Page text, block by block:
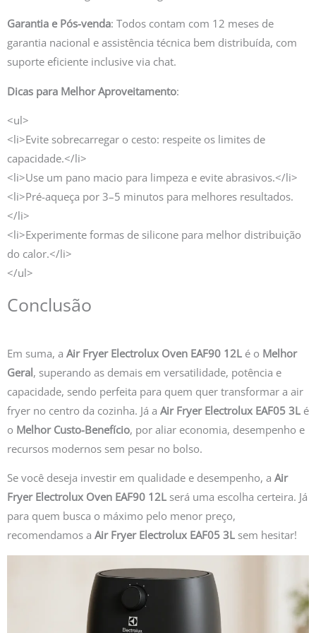
Garantia e Pós-venda: Todos contam com 12 meses de
garantia nacional e assistência técnica bem distribuída, com
suporte eficiente inclusive via chat.
Dicas para Melhor Aproveitamento:
<ul>
<li>Evite sobrecarregar o cesto: respeite os limites de
capacidade.</li>
<li>Use um pano macio para limpeza e evite abrasivos.</li>
<li>Pré-aqueça por 3–5 minutos para melhores resultados.
</li>
<li>Experimente formas de silicone para melhor distribuição
do calor.</li>
</ul>
Conclusão
Em suma, a Air Fryer Electrolux Oven EAF90 12L é o Melhor
Geral, superando as demais em versatilidade, potência e
capacidade, sendo perfeita para quem quer transformar a air
fryer no centro da cozinha. Já a Air Fryer Electrolux EAF05 3L é
o Melhor Custo-Benefício, por aliar economia, desempenho e
recursos modernos sem pesar no bolso.
Se você deseja investir em qualidade e desempenho, a Air
Fryer Electrolux Oven EAF90 12L será uma escolha certeira. Já
para quem busca o máximo pelo menor preço,
recomendamos a Air Fryer Electrolux EAF05 3L sem hesitar!